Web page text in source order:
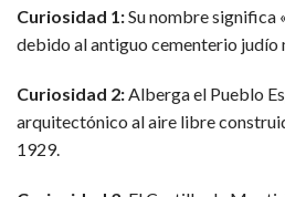
Curiosidad 1:Su nombre significa
debido al antiguo cementerio judío
Curiosidad 2:Alberga el Pueblo
arquitectónico al aire libre
1929.